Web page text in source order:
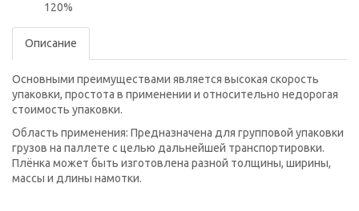
120%
Описание
Основными преимуществами является высокая скорость
упаковки, простота в применении и относительно недорогая
стоимость упаковки.
Область применения: Предназначена для групповой упаковки
грузов на паллете с целью дальнейшей транспортировки.
Плёнка может быть изготовлена разной толщины, ширины,
массы и длины намотки.